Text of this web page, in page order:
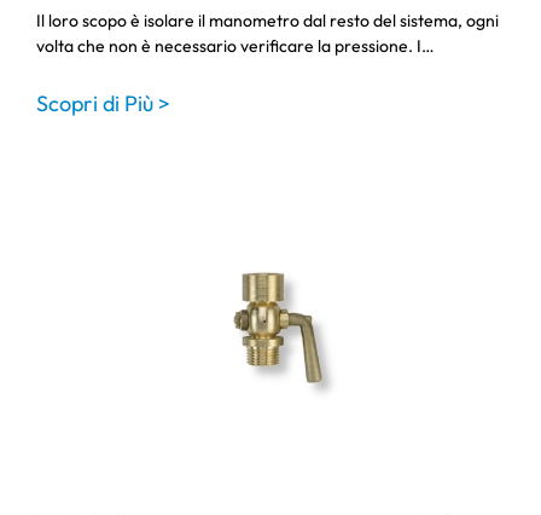
Il loro scopo è isolare il manometro dal resto del sistema, ogni
volta che non è necessario verificare la pressione. I…
Scopri di Più >